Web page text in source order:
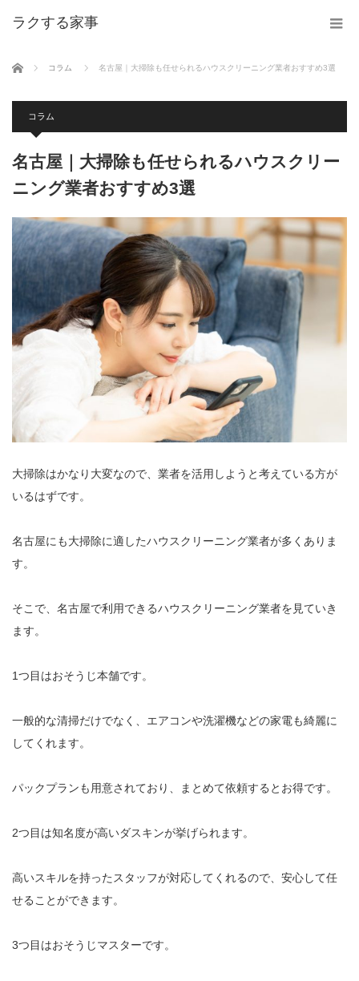
ラクする家事
ホーム コラム 名古屋｜大掃除も任せられるハウスクリーニング業者おすすめ3選
コラム
名古屋｜大掃除も任せられるハウスクリー
ニング業者おすすめ3選
大掃除はかなり大変なので、業者を活用しようと考えている方が
いるはずです。
名古屋にも大掃除に適したハウスクリーニング業者が多くありま
す。
そこで、名古屋で利用できるハウスクリーニング業者を見ていき
ます。
1つ目はおそうじ本舗です。
一般的な清掃だけでなく、エアコンや洗濯機などの家電も綺麗に
してくれます。
パックプランも用意されており、まとめて依頼するとお得です。
2つ目は知名度が高いダスキンが挙げられます。
高いスキルを持ったスタッフが対応してくれるので、安心して任
せることができます。
3つ目はおそうじマスターです。